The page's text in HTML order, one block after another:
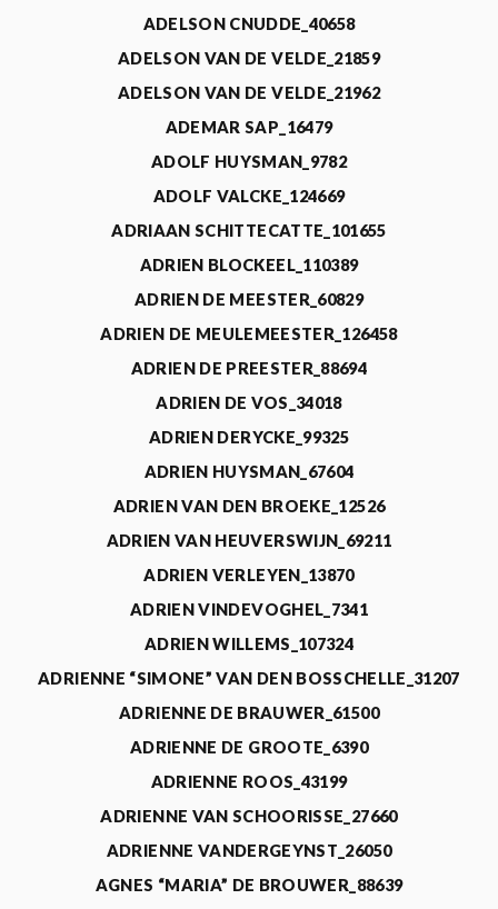
ADELSON CNUDDE_40658
ADELSON VAN DE VELDE_21859
ADELSON VAN DE VELDE_21962
ADEMAR SAP_16479
ADOLF HUYSMAN_9782
ADOLF VALCKE_124669
ADRIAAN SCHITTECATTE_101655
ADRIEN BLOCKEEL_110389
ADRIEN DE MEESTER_60829
ADRIEN DE MEULEMEESTER_126458
ADRIEN DE PREESTER_88694
ADRIEN DE VOS_34018
ADRIEN DERYCKE_99325
ADRIEN HUYSMAN_67604
ADRIEN VAN DEN BROEKE_12526
ADRIEN VAN HEUVERSWIJN_69211
ADRIEN VERLEYEN_13870
ADRIEN VINDEVOGHEL_7341
ADRIEN WILLEMS_107324
ADRIENNE “SIMONE” VAN DEN BOSSCHELLE_31207
ADRIENNE DE BRAUWER_61500
ADRIENNE DE GROOTE_6390
ADRIENNE ROOS_43199
ADRIENNE VAN SCHOORISSE_27660
ADRIENNE VANDERGEYNST_26050
AGNES “MARIA” DE BROUWER_88639